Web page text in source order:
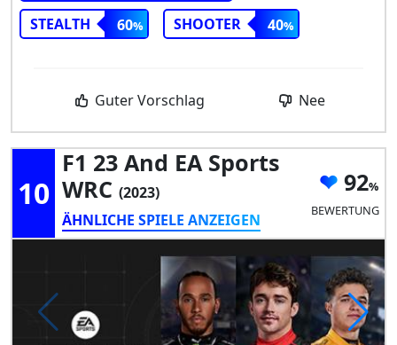
STEALTH
60 SHOOTER 40
Guter Vorschlag Nee
10
F1 23 And EA Sports
WRC (2023)
ÄHNLICHE SPIELE ANZEIGEN
92
BEWERTUNG